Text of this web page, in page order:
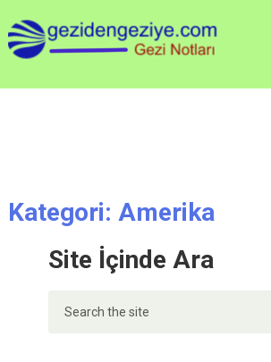
itemtype="http://schema.org/
Kategori: Amerika
Site İçinde Ara